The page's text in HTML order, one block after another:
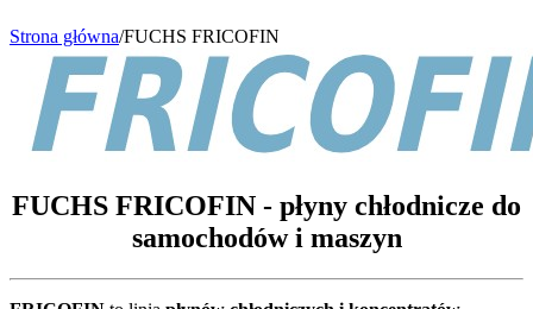
Strona główna/FUCHS FRICOFIN
FUCHS FRICOFIN - płyny chłodnicze do
samochodów i maszyn